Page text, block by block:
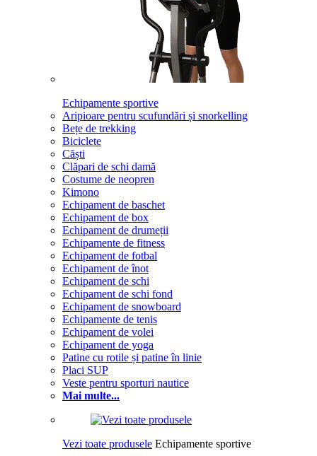
Echipamente sportive
Aripioare pentru scufundări și snorkelling
Bețe de trekking
Biciclete
Căști
Clăpari de schi damă
Costume de neopren
Kimono
Echipament de baschet
Echipament de box
Echipament de drumeții
Echipamente de fitness
Echipament de fotbal
Echipament de înot
Echipament de schi
Echipament de schi fond
Echipament de snowboard
Echipamente de tenis
Echipament de volei
Echipament de yoga
Patine cu rotile și patine în linie
Placi SUP
Veste pentru sporturi nautice
Mai multe...
Vezi toate produsele Echipamente sportive